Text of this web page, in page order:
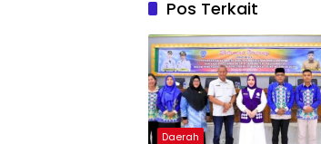
Pos Terkait
Daerah